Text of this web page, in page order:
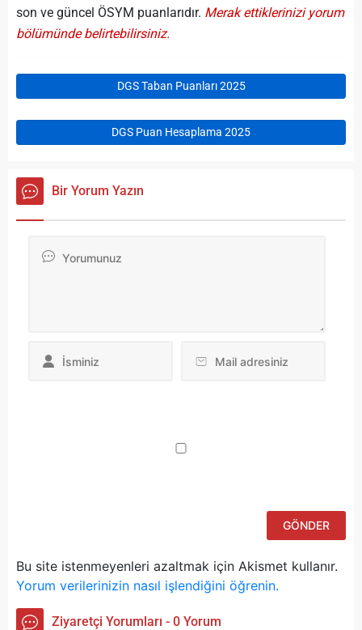
son ve güncel ÖSYM puanlarıdır. Merak ettiklerinizi yorum
bölümünde belirtebilirsiniz.
DGS Taban Puanları 2025
DGS Puan Hesaplama 2025
Bir Yorum Yazın
Bu site istenmeyenleri azaltmak için Akismet kullanır.
Yorum verilerinizin nasıl işlendiğini öğrenin.
Ziyaretçi Yorumları - 0 Yorum